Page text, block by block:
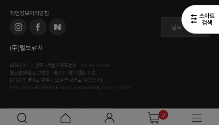
0
개인정보처리방침
털보 도매몰
(주)털보낚시
대표이사 : 이찬구 | 사업자등록번호 : 142-81-07548
통신판매업 신고번호 : 제2011-평택안출-12호
[17927] 경기도 평택시 오성면 강변로 1473(신리)
FAX : 031-696-9959 | E-mail : tolbo5099@hanmail.net
COPYRIGHT⒞ TOLBO. ALL RIGHT RESERVED.